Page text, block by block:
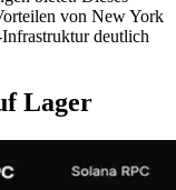
von New York
deutlich
Lager